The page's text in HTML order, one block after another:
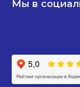
Мы в